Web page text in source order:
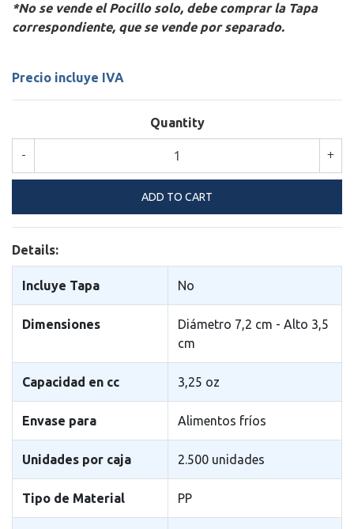
*No se vende el Pocillo solo, debe comprar la Tapa
correspondiente, que se vende por separado.
Precio incluye IVA
Quantity
+
-
Details:
Incluye Tapa No
Dimensiones
Diámetro 7,2 cm - Alto 3,5
cm
Capacidad en cc 3,25 oz
Envase para Alimentos fr­íos
Unidades por caja 2.500 unidades
Tipo de Material PP